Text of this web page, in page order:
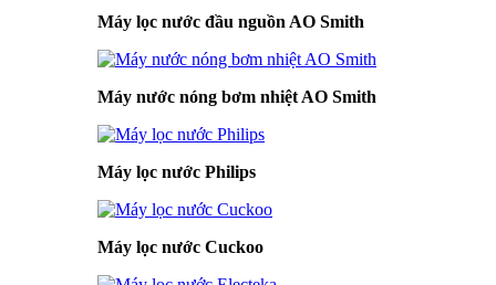
Máy lọc nước đầu nguồn AO Smith
Máy nước nóng bơm nhiệt AO Smith
Máy lọc nước Philips
Máy lọc nước Cuckoo